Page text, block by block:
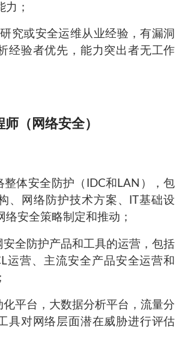
力；
究或安全运维从业经验，有漏洞
经验者优先，能力突出者无工作
（网络安全）
整体安全防护（IDC和LAN），包
、网络防护技术方案、IT基础设
络安全策略制定和推动；
安全防护产品和工具的运营，包括
运营、主流安全产品安全运营和
化平台，大数据分析平台，流量分
具对网络层面潜在威胁进行评估